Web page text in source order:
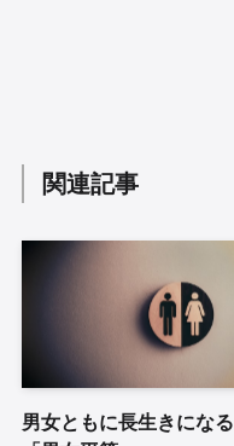
関連記事
男女ともに長生きになる